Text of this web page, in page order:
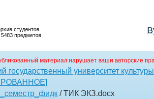
студентов.
предметов.
материал нарушает ваши авторские
государственный университет
/ ТИК ЭКЗ.docx
и